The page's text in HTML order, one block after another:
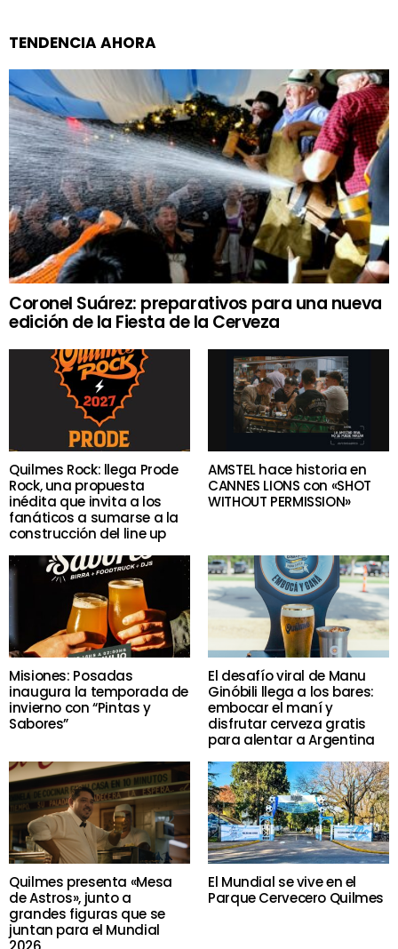
TENDENCIA AHORA
Coronel Suárez: preparativos para una nueva
edición de la Fiesta de la Cerveza
Quilmes Rock: llega Prode
Rock, una propuesta
inédita que invita a los
fanáticos a sumarse a la
construcción del line up
AMSTEL hace historia en
CANNES LIONS con «SHOT
WITHOUT PERMISSION»
Misiones: Posadas
inaugura la temporada de
invierno con “Pintas y
Sabores”
El desafío viral de Manu
Ginóbili llega a los bares:
embocar el maní y
disfrutar cerveza gratis
para alentar a Argentina
Quilmes presenta «Mesa
de Astros», junto a
grandes figuras que se
juntan para el Mundial
El Mundial se vive en el
Parque Cervecero Quilmes